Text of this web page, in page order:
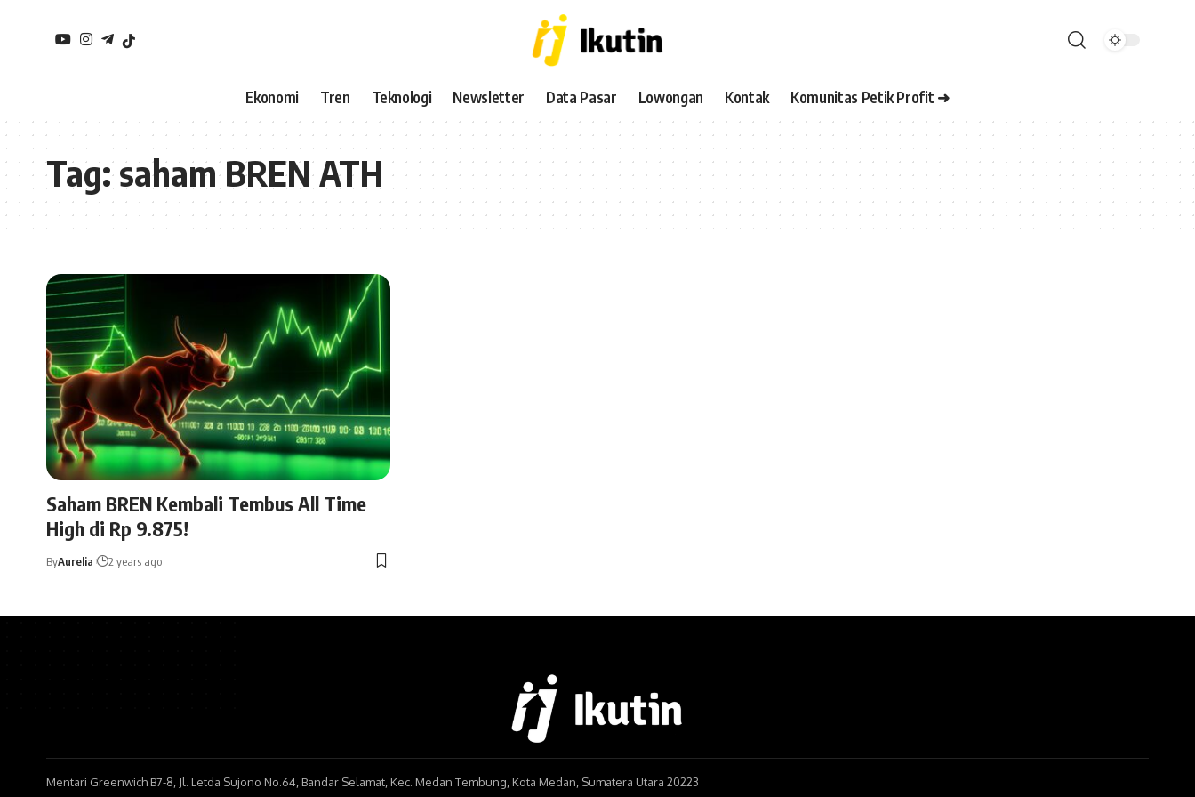
Ekonomi Tren Teknologi Newsletter Data Pasar Lowongan Kontak Komunitas Petik Profit ➜
Tag:saham BREN ATH
Saham BREN Kembali Tembus All Time
High di Rp 9.875!
ByAurelia 2 years ago
Mentari Greenwich B7-8, Jl. Letda Sujono No.64, Bandar Selamat, Kec. Medan Tembung, Kota Medan, Sumatera Utara 20223